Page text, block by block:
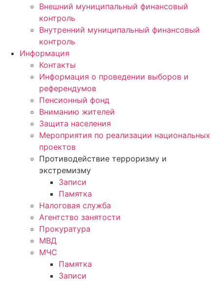
Внешний муниципальный финансовый
контроль
Внутренний муниципальный финансовый
контроль
Информация
Контакты
Информация о проведении выборов и
референдумов
Пенсионный фонд
Вниманию жителей
Защита населения
Мероприятия по реализации национальных
проектов
Противодействие терроризму и
экстремизму
Записи
Памятка
Налоговая служба
Агентство занятости
Прокуратура
МВД
МЧС
Памятка
Записи